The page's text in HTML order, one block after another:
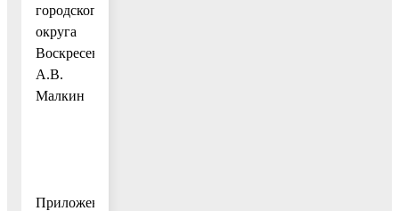
городского
округа
Воскресенск
А.В.
Малкин
Приложение